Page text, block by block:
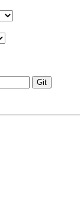
Git